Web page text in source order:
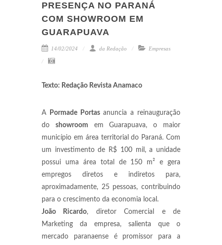
PRESENÇA NO PARANÁ
COM SHOWROOM EM
GUARAPUAVA
14/02/2024 da Redação Empresas
Texto: Redação Revista Anamaco
A Pormade Portasanuncia a reinauguração
do showroom em Guarapuava, o maior
município em área territorial do Paraná. Com
um investimento de R$ 100 mil, a unidade
possui uma área total de 150 m² e gera
empregos diretos e indiretos para,
aproximadamente, 25 pessoas, contribuindo
para o crescimento da economia local.
João Ricardo, diretor Comercial e de
Marketing da empresa, salienta que o
mercado paranaense é promissor para a